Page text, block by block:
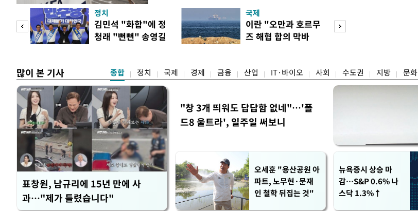
도하면서 파장이 커지고 있다. 지난 6일 JTBC는 문화체육관
광부가 2016년 작성한 감사보고서를 바탕으로 축구협회가
2011년 3월부터 2012년 3월까지 1년 동안 국가대표팀 경기
에 참여한 외국인 심판들에게 성접대를 한 정황이 드러났다
정치
김민석 "화합"에 정
청래 "뻔뻔" 송영길
국제
이란 "오만과 호르무
즈 해협 합의 막바
많이 본 기사 종합 정치 국제 경제 금융 산업 IT·바이오 사회 수도권 지방 문화
표창원, 남규리에 15년 만에 사
과…"제가 틀렸습니다"
"창 3개 띄워도 답답함 없네"…'폴
드8 울트라', 일주일 써보니
오세훈 "용산공원 아
파트, 노무현·문재
인 철학 뒤집는 것"
뉴욕증시 상승 마
감…S&P 0.6% 나
스닥 1.3%↑